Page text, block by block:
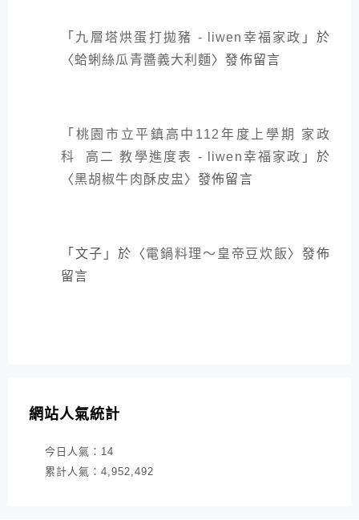
「 九層塔烘蛋打拋豬 - liwen幸福家政 」於
〈蛤蜊絲瓜青醬義大利麵〉發佈留言
「 桃園市立平鎮高中112年度上學期 家政
科 高二 教學進度表 - liwen幸福家政 」於
〈黑胡椒牛肉酥皮盅 〉發佈留言
「 文子 」於〈電鍋料理～皇帝豆炊飯〉發佈
留言
網站人氣統計
今日人氣： 14
累計人氣： 4,952,492